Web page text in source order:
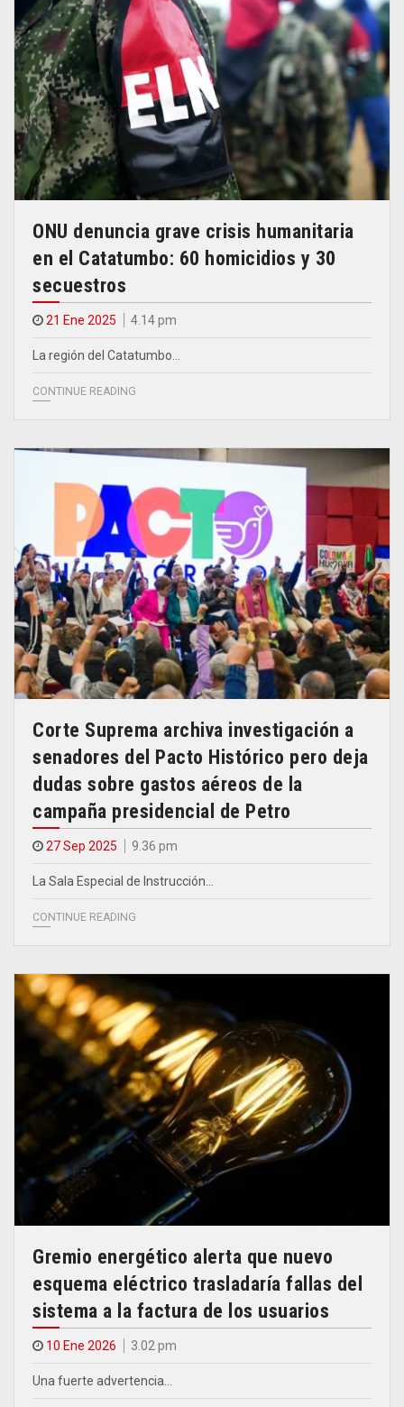
ONU denuncia grave crisis humanitaria
en el Catatumbo: 60 homicidios y 30
secuestros
21 Ene 2025 4.14 pm
La región del Catatumbo…
CONTINUE READING
Corte Suprema archiva investigación a
senadores del Pacto Histórico pero deja
dudas sobre gastos aéreos de la
campaña presidencial de Petro
27 Sep 2025 9.36 pm
La Sala Especial de Instrucción…
CONTINUE READING
Gremio energético alerta que nuevo
esquema eléctrico trasladaría fallas del
sistema a la factura de los usuarios
10 Ene 2026 3.02 pm
Una fuerte advertencia…